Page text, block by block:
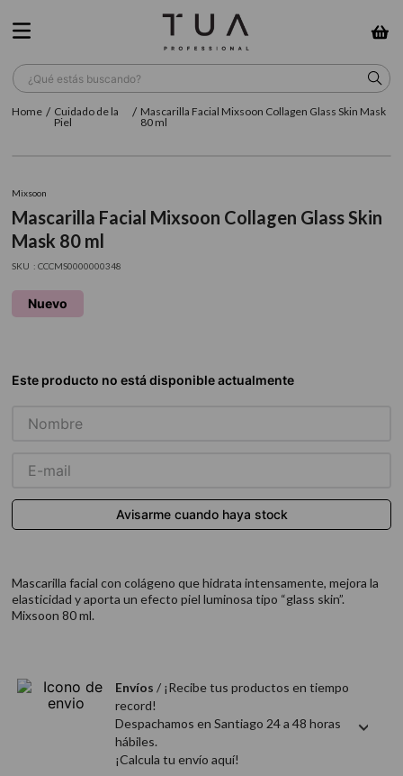
¿Qué estás buscando?
Cuidado de la
Piel
Mascarilla Facial Mixsoon Collagen Glass Skin Mask
80 ml
Mixsoon
Mascarilla Facial Mixsoon Collagen Glass Skin
Mask 80 ml
: CCCMS0000000348
Nuevo
Mascarilla facial con colágeno que hidrata intensamente, mejora la
elasticidad y aporta un efecto piel luminosa tipo “glass skin”.
Mixsoon 80 ml.
Envíos / ¡Recibe tus productos en tiempo
record!
Despachamos en Santiago 24 a 48 horas
hábiles.
¡Calcula tu envío aquí!
TÉRMINOS MÁS BUSCADOS
2
3. farmavita
5. cepillo
6. gama
8. loreal